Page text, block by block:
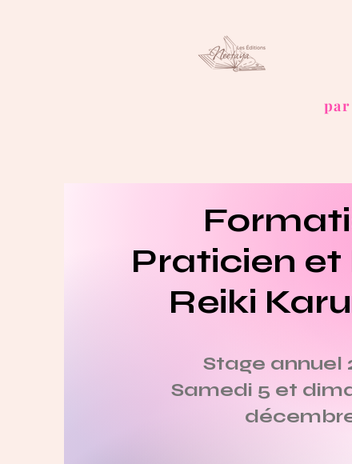
par
Praticien
Reiki
Stage annuel
Samedi 5 et